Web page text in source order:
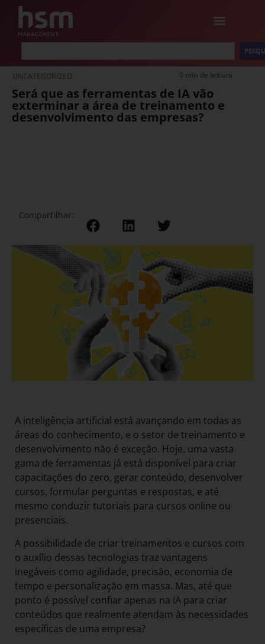
UNCATEGORIZED 0 min de leitura
Será que as ferramentas de IA vão
exterminar a área de treinamento e
desenvolvimento das empresas?
Compartilhar:
A inteligência artificial está avançando em todas as
áreas do conhecimento, e o setor de treinamento e
desenvolvimento não é exceção. Hoje, uma vasta
gama de ferramentas já está disponível para criar
capacitações do zero, gerar conteúdo, desenvolver
cursos, formular perguntas e respostas, e até
mesmo conduzir tutoriais para cursos online ou
presenciais.
A possibilidade de criar treinamentos e cursos com
o auxílio dessas tecnologias traz vantagens
inegáveis como agilidade, precisão, economia de
tempo e personalização em massa. Mas, até que
ponto é possível confiar apenas na IA para criar
conteúdos que realmente atendam às necessidades
específicas de uma empresa?